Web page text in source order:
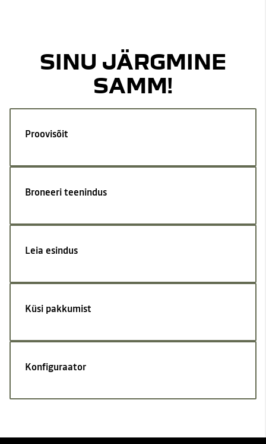
SINU JÄRGMINE
SAMM!
Proovisõit
Broneeri teenindus
Leia esindus
Küsi pakkumist
Konfiguraator